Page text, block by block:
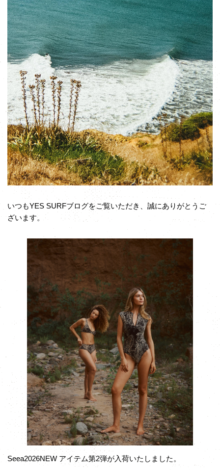
いつもYES SURFブログをご覧いただき、誠にありがとうご
ざいます。
Seea2026NEW アイテム第2弾が入荷いたしました。